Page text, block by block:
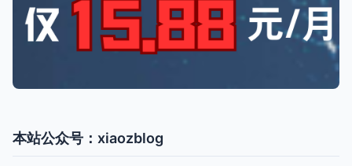
本站公众号：xiaozblog